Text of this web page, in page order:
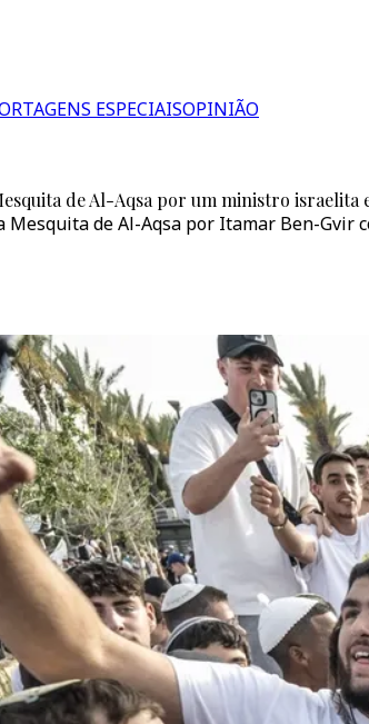
ESPECIAISOPINIÃO
de Al-Aqsa por um ministro israelita
Mesquita de Al-Aqsa por Itamar Ben-Gvir